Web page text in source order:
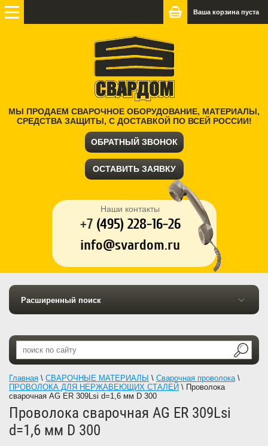
МЫ ПРОДАЕМ СВАРОЧНОЕ ОБОРУДОВАНИЕ, МАТЕРИАЛЫ,
СРЕДСТВА ЗАЩИТЫ, С ДОСТАВКОЙ ПО ВСЕЙ РОССИИ!
ОБРАТНЫЙ ЗВОНОК
ОСТАВИТЬ ЗАЯВКУ
Наши контакты
+7 (495) 228-16-26
info@svardom.ru
Расширенный поиск
Главная \ СВАРОЧНЫЕ МАТЕРИАЛЫ \ Сварочная проволока\
ПРОВОЛОКА ДЛЯ НЕРЖАВЕЮЩИХ СТАЛЕЙ \ Проволока
сварочная AG ER 309Lsi d=1,6 мм D 300
Проволока сварочная AG ER 309Lsi
d=1,6 мм D 300
Ваша корзина пуста